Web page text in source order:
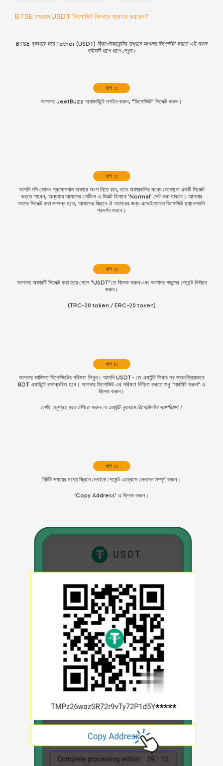
BTSE মাধ্যমে USDT ডিপোজিট কিভাবে ব্যবহার করবেন?
BTSE ব্যবহার করে Tether (USDT) ক্রিপ্টোকারেন্সির মাধ্যমে আপনার ডিপোজিট করতে এই সহজ
গাইডটি ধাপে ধাপে দেখুন।
ধাপ ১:
আপনার JeetBuzz অ্যাকাউন্টে লগইন করুন, “ডিপোজিট” সিলেক্ট করুন।
ধাপ ২:
আপনি যদি কোনও প্রমোশনাল অফারে অংশ নিতে চান, তবে অফারগুলির মধ্যে যেকোনো একটি সিলেক্ট
করতে পারেন, অন্যথায় আমাদের সেটিংস এ ডিফল্ট হিসাবে ‘Normal’ সেট করা থাকবে। আপনার
অফার সিলেক্ট করা সম্পন্ন হলে, আমাদের স্ক্রিনে ঐ অফারের জন্য এভেইল্যাবল ডিপোজিট চ্যানেলগুলি
প্রদর্শন করবে।
ধাপ ৩:
আপনার অফারটি সিলেক্ট করা হয়ে গেলে “USDT”তে ক্লিক করুন এবং আপানর পছন্দের পেমেন্ট নির্বাচন
করুন।
(TRC-20 token / ERC-20 token)
ধাপ ৪:
আপনার কাঙ্ক্ষিত ডিপোজিটের পরিমাণ লিখুন। আপনি USDT- তে এমাউন্ট লিখার পর স্বয়ংক্রিয়ভাবে
BDT এমাউন্টে রূপান্তরিত হবে। আপনার ডিপোজিট এর পরিমাণ নিশ্চিত করতে শুধু “সাবমিট করুন” এ
ক্লিক করুন।
নোট: অনুগ্রহ করে নিশ্চিত করুন যে এমাউন্ট ন্যূনতম ডিপোজিটের সমপরিমাণ।
ধাপ ৫:
নির্দিষ্ট সময়ের মধ্যে স্ক্রিনে দেখানো পেমেন্ট এড্রেসে লেনদেন সম্পূর্ণ করুন।
‘Copy Address’ এ ক্লিক করুন।